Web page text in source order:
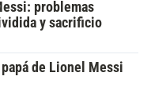
problemas
y sacrificio
de Lionel Messi